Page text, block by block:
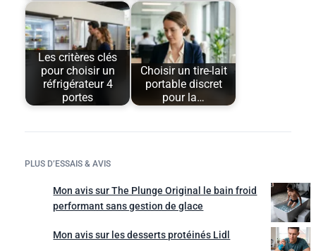
Les critères clés
pour choisir un
réfrigérateur 4
portes
Choisir un tire-lait
portable discret
pour la…
PLUS D’ESSAIS & AVIS
Mon avis sur The Plunge Original le bain froid
performant sans gestion de glace
Mon avis sur les desserts protéinés Lidl